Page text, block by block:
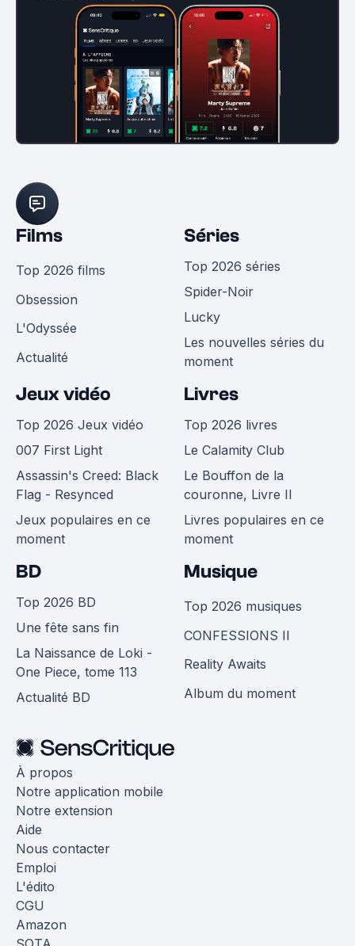
Films
Top 2026 films
Obsession
L'Odyssée
Actualité
Séries
Top 2026 séries
Spider-Noir
Lucky
Les nouvelles séries du
moment
Jeux vidéo
Top 2026 Jeux vidéo
007 First Light
Assassin's Creed: Black
Flag - Resynced
Jeux populaires en ce
moment
Livres
Top 2026 livres
Le Calamity Club
Le Bouffon de la
couronne, Livre II
Livres populaires en ce
moment
BD
Top 2026 BD
Une fête sans fin
La Naissance de Loki -
One Piece, tome 113
Actualité BD
Musique
Top 2026 musiques
CONFESSIONS II
Reality Awaits
Album du moment
À propos
Notre application mobile
Notre extension
Aide
Nous contacter
Emploi
L'édito
CGU
Amazon